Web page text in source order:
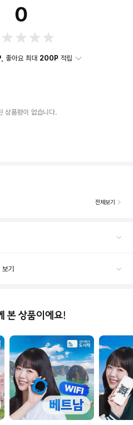
0
, 좋아요 최대 200P 적립
상품평이 없습니다.
전체보기
기
본 상품이에요!